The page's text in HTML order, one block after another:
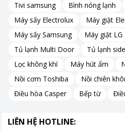
Tivi samsung Bình nóng lạnh
Máy sấy Electrolux
Máy giặt
Máy sấy Samsung
Máy giặt LG
Tủ lạnh Multi Door
Tủ lạnh
Lọc không khí
Máy hút ẩm
Nồi cơm Toshiba
Nồi chiên
Điều hòa Casper
Bếp từ
LIÊN HỆ HOTLINE: